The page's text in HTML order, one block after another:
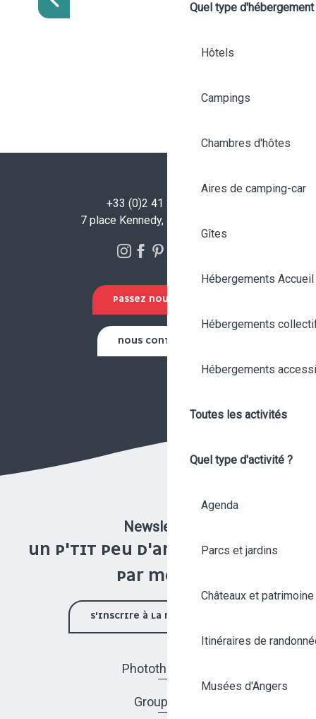
Quel type d'hébergement
Hôtels
Campings
Chambres d'hôtes
Aires de camping-car
Gîtes
Hébergements
Hébergements
Hébergements
Toutes les activités
Quel type d'activité ?
Agenda
Parcs et jardins
Châteaux et patrimoine
Itinéraires de
Musées d'Angers
+33 (0)2 41 23 50 00
7 place Kennedy, 49100 Angers
PASSEZ NOUS VOIR !
NOUS CONTACTER
Newsletter
UN P'TIT PEU D'ANGERS UNE FOIS
PAR MOIS !
S'INSCRIRE À LA NEWSLETTER
Photothèque
Groupes